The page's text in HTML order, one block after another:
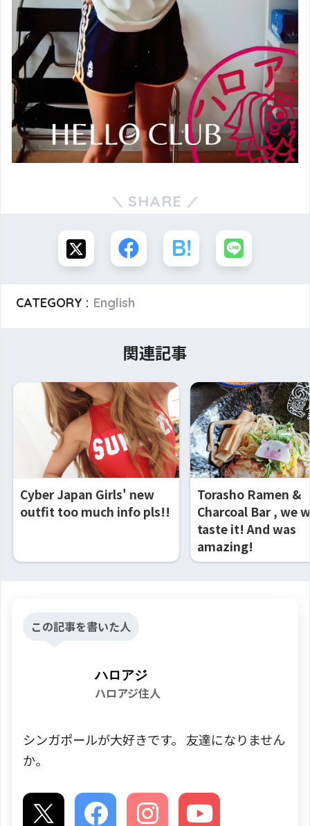
SHARE
CATEGORY : English
関連記事
Cyber Japan Girls' new
outfit too much info pls!!
Torasho Ramen &
Charcoal Bar , we
taste it! And was
amazing!
この記事を書いた人
ハロアジ
ハロアジ住人
シンガポールが大好きです。 友達になりません
か。